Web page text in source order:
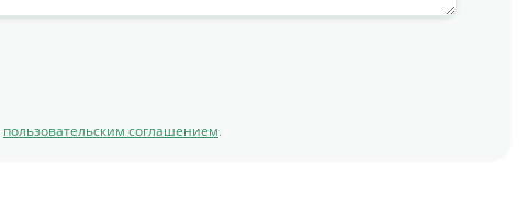
пользовательским соглашением.